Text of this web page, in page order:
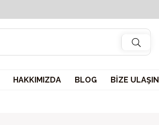
HAKKIMIZDA BLOG BİZE ULAŞIN